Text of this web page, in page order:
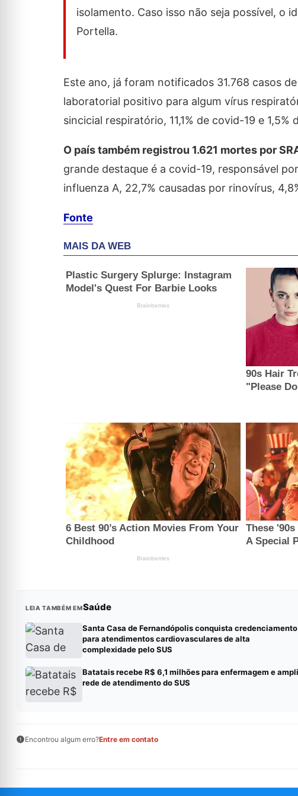
isolamento. Caso isso não seja possível, o
Portella.
Este ano, já foram notificados 31.768 casos
laboratorial positivo para algum vírus
sincicial respiratório, 11,1% de covid-19 e 1,5%
O país também registrou 1.621 mortes por
grande destaque é a covid-19, responsável
influenza A, 22,7% causadas por rinovírus,
Fonte
LEIA TAMBÉM EMSaúde
Santa Casa de Fernandópolis conquista credenciamento
para atendimentos cardiovasculares de alta
complexidade pelo SUS
Batatais recebe R$ 6,1 milhões para enfermagem e
rede de atendimento do SUS
Encontrou algum erro?Entre em contato